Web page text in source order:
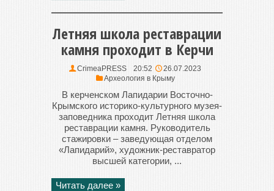
Летняя школа реставрации
камня проходит в Керчи
CrimeaPRESS 20:52
26.07.2023
Археология в Крыму
В керченском Лапидарии Восточно-
Крымского историко-культурного музея-
заповедника проходит Летняя школа
реставрации камня. Руководитель
стажировки – заведующая отделом
«Лапидарий», художник-реставратор
высшей категории, ...
Читать далее »